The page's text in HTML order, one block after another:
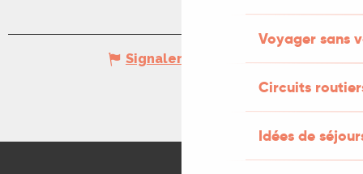
Voyager sans
Circuits
Idées de
Signaler une erreur